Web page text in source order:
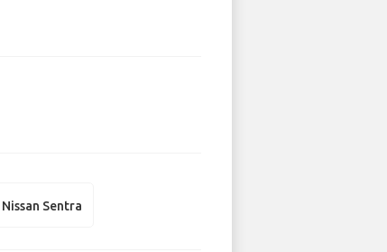
Nissan Sentra